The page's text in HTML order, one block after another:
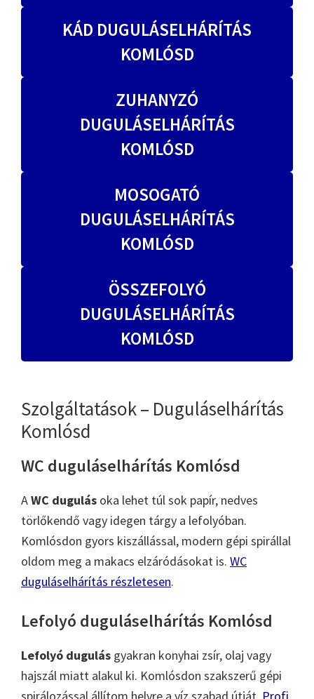
KÁD DUGULÁSELHÁRÍTÁS
KOMLÓSD
ZUHANYZÓ
DUGULÁSELHÁRÍTÁS
KOMLÓSD
MOSOGATÓ
DUGULÁSELHÁRÍTÁS
KOMLÓSD
ÖSSZEFOLYÓ
DUGULÁSELHÁRÍTÁS
KOMLÓSD
Szolgáltatások – Duguláselhárítás
Komlósd
WC duguláselhárítás Komlósd
AWC dugulás oka lehet túl sok papír, nedves
törlőkendő vagy idegen tárgy a lefolyóban.
Komlósdon gyors kiszállással, modern gépi spirállal
oldom meg a makacs elzáródásokat is. WC
duguláselhárítás részletesen.
Lefolyó duguláselhárítás Komlósd
Lefolyó dugulás gyakran konyhai zsír, olaj vagy
hajszál miatt alakul ki. Komlósdon szakszerű gépi
spirálozással állítom helyre a víz szabad útját. Profi